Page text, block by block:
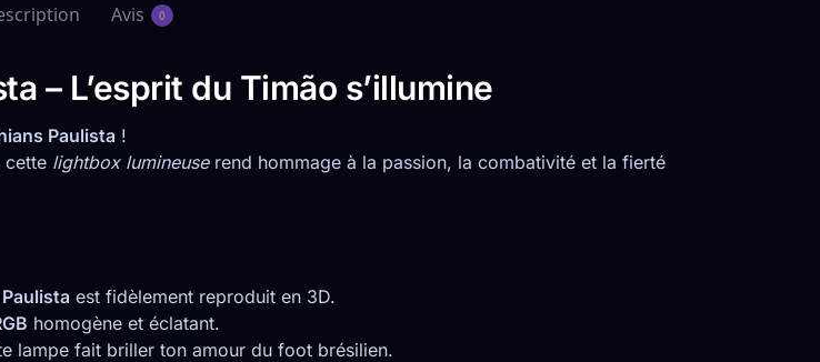
Avis 0
– L’esprit du Timão s’illumine
Paulista!
cette lightbox lumineuserend hommage à la passion, la combativité et la fierté
est fidèlement reproduit en 3D.
homogène et éclatant.
lampe fait briller ton amour du foot brésilien.